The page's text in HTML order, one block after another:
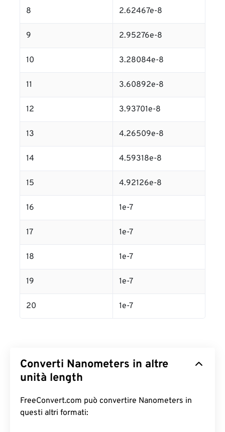
8 2.62467e-8
9 2.95276e-8
10 3.28084e-8
11 3.60892e-8
12 3.93701e-8
13 4.26509e-8
14 4.59318e-8
15 4.92126e-8
16 1e-7
17 1e-7
18 1e-7
19 1e-7
20 1e-7
Converti Nanometers in altre
unità length
FreeConvert.com può convertire Nanometers in
questi altri formati: